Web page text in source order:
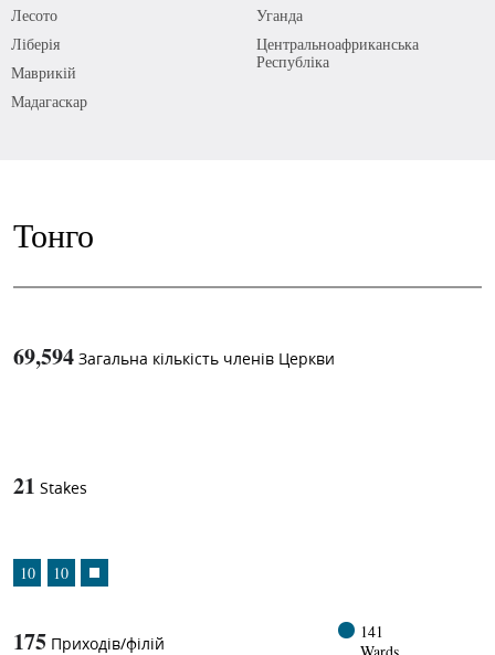
Лесото
Ліберія
Маврикій
Мадагаскар
Уганда
Центральноафриканська
Республіка
Тонго
69,594 Загальна кількість членів Церкви
21 Stakes
10 10
175 Приходів/філій
141
Wards